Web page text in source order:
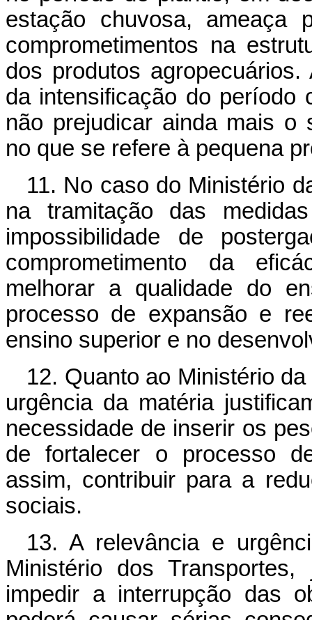
estação chuvosa, ameaça
comprometimentos na
dos produtos
da intensificação do período
não prejudicar ainda mais o
no que se refere à pequena
11. No caso do Ministério
na tramitação das
impossibilidade de
comprometimento da
melhorar a qualidade do
processo de expansão e
ensino superior e no
12. Quanto ao Ministério
urgência da matéria
necessidade de inserir os
de fortalecer o processo
assim, contribuir para a
sociais.
13. A relevância e
Ministério dos
impedir a interrupção das